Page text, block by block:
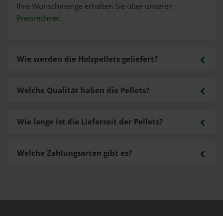
Ihre Wunschmenge erhalten Sie über unseren
Preisrechner.
Wie werden die Holzpellets geliefert?
Welche Zahlungsarten gibt es?
Welche Qualität haben die Pellets?
Wie lange ist die Lieferzeit der Pellets?